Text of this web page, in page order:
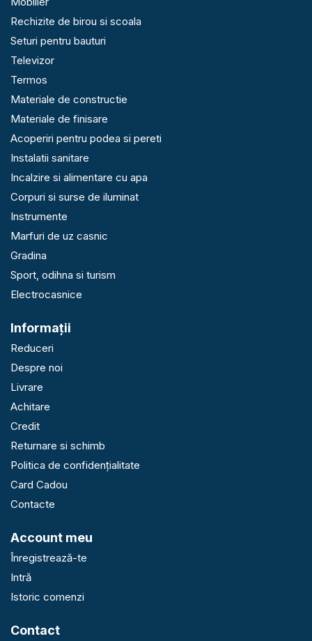
Rechizite de birou si scoala
Seturi pentru bauturi
Televizor
Termos
Materiale de constructie
Materiale de finisare
Acoperiri pentru podea si pereti
Instalatii sanitare
Incalzire si alimentare cu apa
Corpuri si surse de iluminat
Instrumente
Marfuri de uz casnic
Gradina
Sport, odihna si turism
Electrocasnice
Informaţii
Reduceri
Despre noi
Livrare
Achitare
Credit
Returnare si schimb
Politica de confidențialitate
Card Cadou
Contacte
Account meu
Înregistrează-te
Intră
Istoric comenzi
Contact